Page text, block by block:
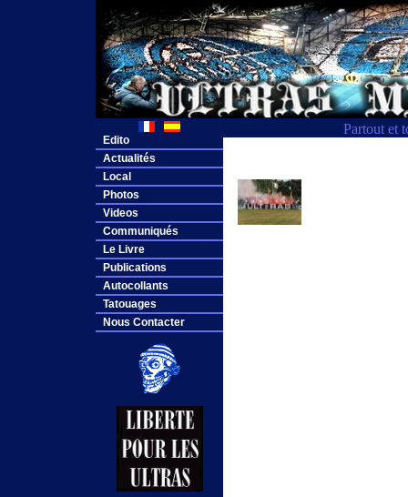
Partout et
Edito
Actualités
Local
Photos
Videos
Communiqués
Le Livre
Publications
Autocollants
Tatouages
Nous Contacter